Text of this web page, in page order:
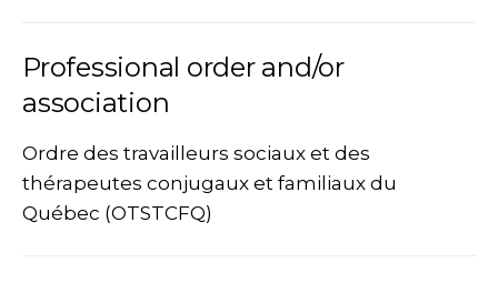
Professional order and/or
association
Ordre des travailleurs sociaux et des
thérapeutes conjugaux et familiaux du
Québec (OTSTCFQ)